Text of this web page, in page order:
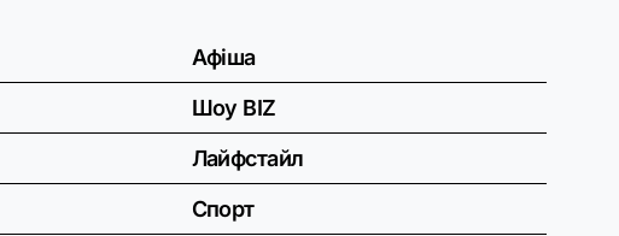
Афіша
Шоу BIZ
Лайфстайл
Спорт